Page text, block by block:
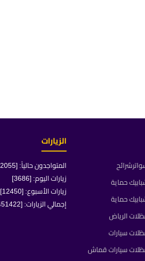
حماية
حماية
الرياض
سيارات
سيارات قماش
الزيارات
المتواجدون حالياً: [2055]
زيارات اليوم: [3686]
زيارات الأسبوع: [12450]
إجمالي الزيارات: [451422]